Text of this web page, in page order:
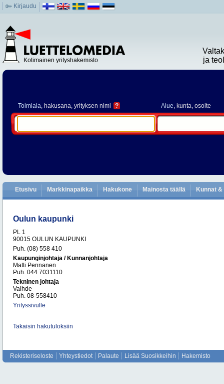
Kirjaudu
Kotimainen yrityshakemisto
ja
Toimiala, hakusana, yrityksen nimi ? Alue, kunta, osoite
Etusivu Markkinapaikka Hakukone Mainosta täällä Kunnat
Oulun kaupunki
PL 1
90015 OULUN KAUPUNKI
Puh. (08) 558 410
Kaupunginjohtaja / Kunnanjohtaja
Matti Pennanen
Puh. 044 7031110
Tekninen johtaja
Vaihde
Puh. 08-558410
Yrityssivulle
Takaisin hakutuloksiin
Rekisteriseloste Yhteystiedot Palaute Lisää Suosikkeihin Hakemisto